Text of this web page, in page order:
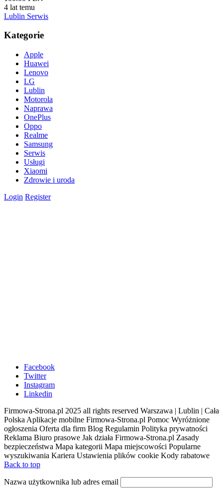
4 lat temu
Lublin Serwis
Kategorie
Apple
Huawei
Lenovo
LG
Lublin
Motorola
Naprawa
OnePlus
Oppo
Realme
Samsung
Serwis
Usługi
Xiaomi
Zdrowie i uroda
Login Register
Facebook
Twitter
Instagram
Linkedin
Firmowa-Strona.pl 2025 all rights reserved Warszawa | Lublin | Cała
Polska Aplikacje mobilne Firmowa-Strona.pl Pomoc Wyróżnione
ogłoszenia Oferta dla firm Blog Regulamin Polityka prywatności
Reklama Biuro prasowe Jak działa Firmowa-Strona.pl Zasady
bezpieczeństwa Mapa kategorii Mapa miejscowości Popularne
wyszukiwania Kariera Ustawienia plików cookie Kody rabatowe
Back to top
Nazwa użytkownika lub adres email